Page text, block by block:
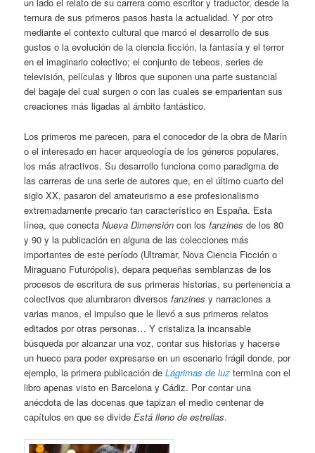
un lado el relato de su carrera como escritor y traductor, desde la
ternura de sus primeros pasos hasta la actualidad. Y por otro
mediante el contexto cultural que marcó el desarrollo de sus
gustos o la evolución de la ciencia ficción, la fantasía y el terror
en el imaginario colectivo; el conjunto de tebeos, series de
televisión, películas y libros que suponen una parte sustancial
del bagaje del cual surgen o con las cuales se emparientan sus
creaciones más ligadas al ámbito fantástico.
Los primeros me parecen, para el conocedor de la obra de Marín
o el interesado en hacer arqueología de los géneros populares,
los más atractivos. Su desarrollo funciona como paradigma de
las carreras de una serie de autores que, en el último cuarto del
siglo XX, pasaron del amateurismo a ese profesionalismo
extremadamente precario tan característico en España. Esta
línea, que conectaNueva Dimensión con losfanzines de los 80
y 90 y la publicación en alguna de las colecciones más
importantes de este período (Ultramar, Nova Ciencia Ficción o
Miraguano Futurópolis), depara pequeñas semblanzas de los
procesos de escritura de sus primeras historias, su pertenencia a
colectivos que alumbraron diversosfanzines y narraciones a
varias manos, el impulso que le llevó a sus primeros relatos
editados por otras personas… Y cristaliza la incansable
búsqueda por alcanzar una voz, contar sus historias y hacerse
un hueco para poder expresarse en un escenario frágil donde, por
ejemplo, la primera publicación deLágrimas de luz termina con el
libro apenas visto en Barcelona y Cádiz. Por contar una
anécdota de las docenas que tapizan el medio centenar de
capítulos en que se divideEstá lleno de estrellas.